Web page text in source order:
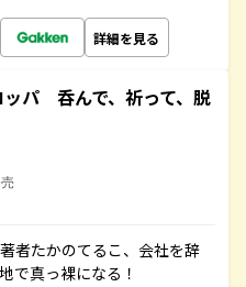
詳細を見る
ッパ 呑んで、祈って、脱
者たかのてるこ、会社を辞
で真っ裸になる！